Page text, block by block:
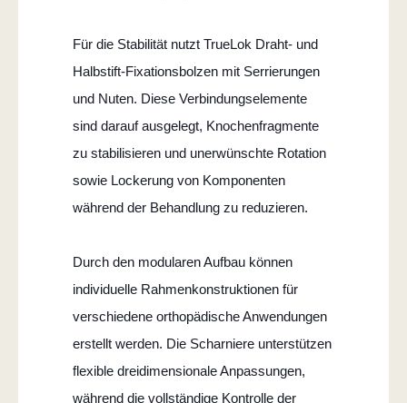
Für die Stabilität nutzt TrueLok Draht- und
Halbstift-Fixationsbolzen mit Serrierungen
und Nuten. Diese Verbindungselemente
sind darauf ausgelegt, Knochenfragmente
zu stabilisieren und unerwünschte Rotation
sowie Lockerung von Komponenten
während der Behandlung zu reduzieren.
Durch den modularen Aufbau können
individuelle Rahmenkonstruktionen für
verschiedene orthopädische Anwendungen
erstellt werden. Die Scharniere unterstützen
flexible dreidimensionale Anpassungen,
während die vollständige Kontrolle der